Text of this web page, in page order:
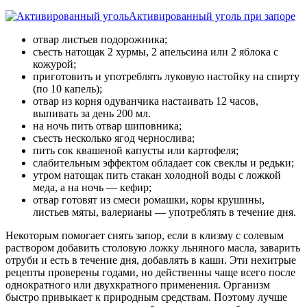
Активированный уголь при запоре
отвар листьев подорожника;
съесть натощак 2 хурмы, 2 апельсина или 2 яблока с
кожурой;
приготовить и употреблять луковую настойку на спирту
(по 10 капель);
отвар из корня одуванчика настаивать 12 часов,
выпивать за день 200 мл.
на ночь пить отвар шиповника;
съесть несколько ягод чернослива;
пить сок квашеной капусты или картофеля;
слабительным эффектом обладает сок свеклы и редьки;
утром натощак пить стакан холодной воды с ложкой
меда, а на ночь — кефир;
отвар готовят из смеси ромашки, коры крушины,
листьев мяты, валерианы — употреблять в течение дня.
Некоторым помогает снять запор, если в клизму с солевым
раствором добавить столовую ложку льняного масла, заварить
отруби и есть в течение дня, добавлять в каши. Эти нехитрые
рецепты проверены годами, но действенны чаще всего после
однократного или двухкратного применения. Организм
быстро привыкает к природным средствам. Поэтому лучше